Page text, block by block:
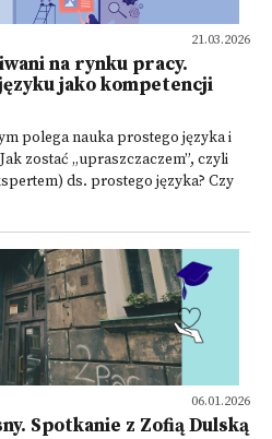
21.03.2026
na rynku pracy.
jako kompetencji
polega nauka prostego języka i
zostać „upraszczaczem”, czyli
ds. prostego języka? Czy
06.01.2026
Spotkanie z Zofią Dulską